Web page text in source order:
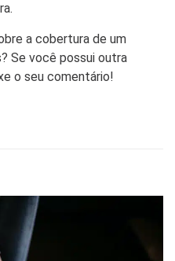
a cobertura de um
Se você possui outra
o seu comentário!